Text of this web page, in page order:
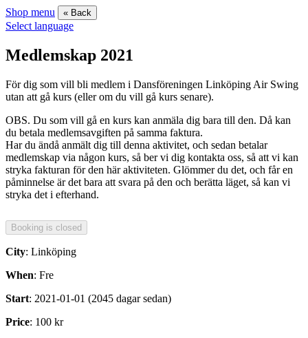
Shop menu « Back
Select language
Medlemskap 2021
För dig som vill bli medlem i Dansföreningen Linköping Air Swing
utan att gå kurs (eller om du vill gå kurs senare).
OBS. Du som vill gå en kurs kan anmäla dig bara till den. Då kan
du betala medlemsavgiften på samma faktura.
Har du ändå anmält dig till denna aktivitet, och sedan betalar
medlemskap via någon kurs, så ber vi dig kontakta oss, så att vi kan
stryka fakturan för den här aktiviteten. Glömmer du det, och får en
påminnelse är det bara att svara på den och berätta läget, så kan vi
stryka det i efterhand.
City: Linköping
When: Fre
Start: 2021-01-01 (2045 dagar sedan)
Price: 100 kr